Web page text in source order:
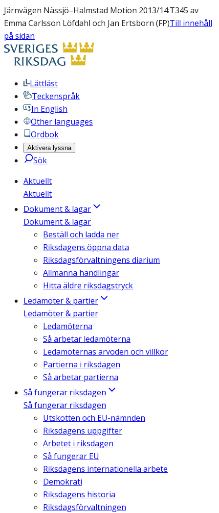
Järnvägen Nässjö–Halmstad Motion 2013/14:T345 av
Emma Carlsson Löfdahl och Jan Ertsborn (FP)Till innehåll
på sidan
Lättläst
Teckenspråk
In English
Other languages
Ordbok
Aktivera lyssna
Sök
Aktuellt
Aktuellt
Dokument & lagar
Dokument & lagar
Beställ och ladda ner
Riksdagens öppna data
Riksdagsförvaltningens diarium
Allmänna handlingar
Hitta äldre riksdagstryck
Ledamöter & partier
Ledamöter & partier
Ledamöterna
Så arbetar ledamöterna
Ledamöternas arvoden och villkor
Partierna i riksdagen
Så arbetar partierna
Så fungerar riksdagen
Så fungerar riksdagen
Utskotten och EU-nämnden
Riksdagens uppgifter
Arbetet i riksdagen
Så fungerar EU
Riksdagens internationella arbete
Demokrati
Riksdagens historia
Riksdagsförvaltningen